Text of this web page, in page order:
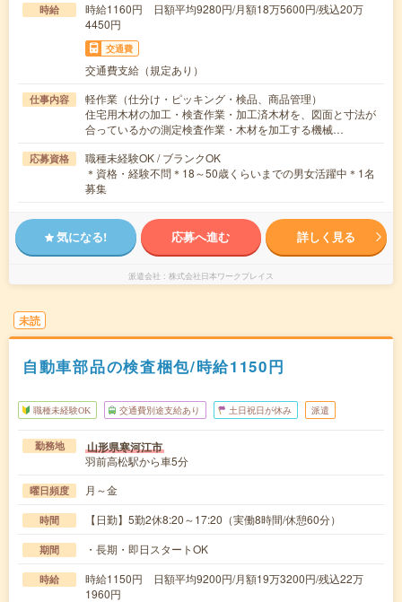
時給
時給1160円 日額平均9280円/月額18万5600円/残込20万
4450円
交通費
交通費支給（規定あり）
仕事内容
軽作業（仕分け・ピッキング・検品、商品管理）
住宅用木材の加工・検査作業・加工済木材を、図面と寸法が
合っているかの測定検査作業・木材を加工する機械…
応募資格
職種未経験OK / ブランクOK
＊資格・経験不問＊18～50歳くらいまでの男女活躍中＊1名
募集
気になる! 応募へ進む 詳しく見る
派遣会社 株式会社日本ワークプレイス
未読
自動車部品の検査梱包/時給1150円
職種未経験OK 交通費別途支給あり 土日祝日が休み 派遣
勤務地 山形県寒河江市
羽前高松駅から車5分
曜日頻度 月～金
時間 【日勤】5勤2休8:20～17:20（実働8時間/休憩60分）
期間 ・長期・即日スタートOK
時給
時給1150円 日額平均9200円/月額19万3200円/残込22万
1960円